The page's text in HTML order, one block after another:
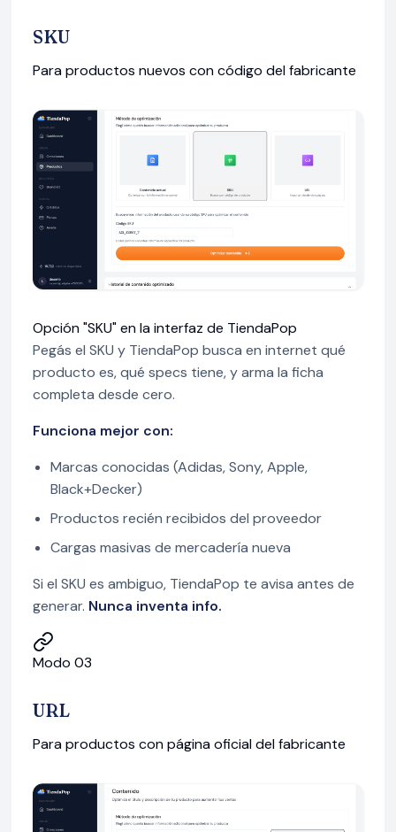
SKU
Para productos nuevos con código del fabricante
Opción "SKU" en la interfaz de TiendaPop
Pegás el SKU y TiendaPop busca en internet qué
producto es, qué specs tiene, y arma la ficha
completa desde cero.
Funciona mejor con:
Marcas conocidas (Adidas, Sony, Apple,
Black+Decker)
Productos recién recibidos del proveedor
Cargas masivas de mercadería nueva
Si el SKU es ambiguo, TiendaPop te avisa antes de
generar. Nunca inventa info.
Modo 03
URL
Para productos con página oficial del fabricante